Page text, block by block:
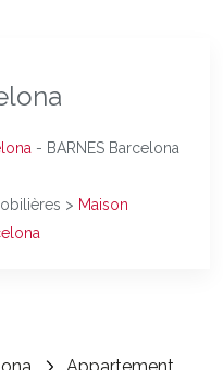
- BARNES Barcelona
> Maison
Appartement